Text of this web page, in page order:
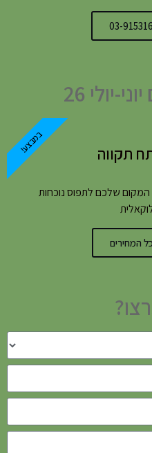
יולי 26
תקווה
שלכם לתפוס נוכחות
המחירים
במבצע!